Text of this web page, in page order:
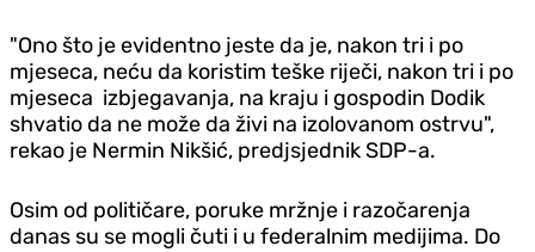
"Ono što je evidentno jeste da je, nakon tri i po
mjeseca, neću da koristim teške riječi, nakon tri i po
mjeseca izbjegavanja, na kraju i gospodin Dodik
shvatio da ne može da živi na izolovanom ostrvu",
rekao je Nermin Nikšić, predjsjednik SDP-a.
Osim od političare, poruke mržnje i razočarenja
danas su se mogli čuti i u federalnim medijima. Do